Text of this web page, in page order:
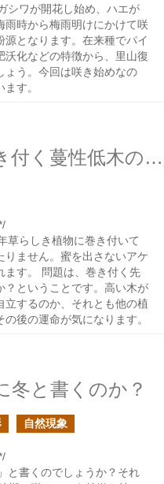
シワが開花し始め、ハエが
雨時から梅雨明けにかけて咲
源となります。在来種でパイ
沃化などの特徴から、里山復
ょう。今回は咲き始めなの
す。
多年草らしき草に巻き付く蔓性低木のアケビ
草らしき植物に巻き付いて
ません。蜜を出さないアケ
ます。 問題は、巻き付く先
？ということです。高い木が
立するのか、それとも他の植
後の運命が気になります。
冬と書くのか？
自然現象
と書くのでしょうか？それ